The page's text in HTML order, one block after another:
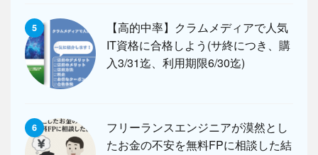
5
【高的中率】クラムメディアで人気
IT資格に合格しよう(サ終につき、購
入3/31迄、利用期限6/30迄)
6
フリーランスエンジニアが漠然とし
たお金の不安を無料FPに相談した結